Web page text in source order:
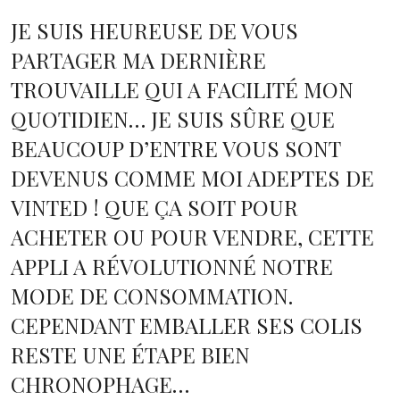
JE SUIS HEUREUSE DE VOUS
PARTAGER MA DERNIÈRE
TROUVAILLE QUI A FACILITÉ MON
QUOTIDIEN… JE SUIS SÛRE QUE
BEAUCOUP D’ENTRE VOUS SONT
DEVENUS COMME MOI ADEPTES DE
VINTED ! QUE ÇA SOIT POUR
ACHETER OU POUR VENDRE, CETTE
APPLI A RÉVOLUTIONNÉ NOTRE
MODE DE CONSOMMATION.
CEPENDANT EMBALLER SES COLIS
RESTE UNE ÉTAPE BIEN
CHRONOPHAGE…